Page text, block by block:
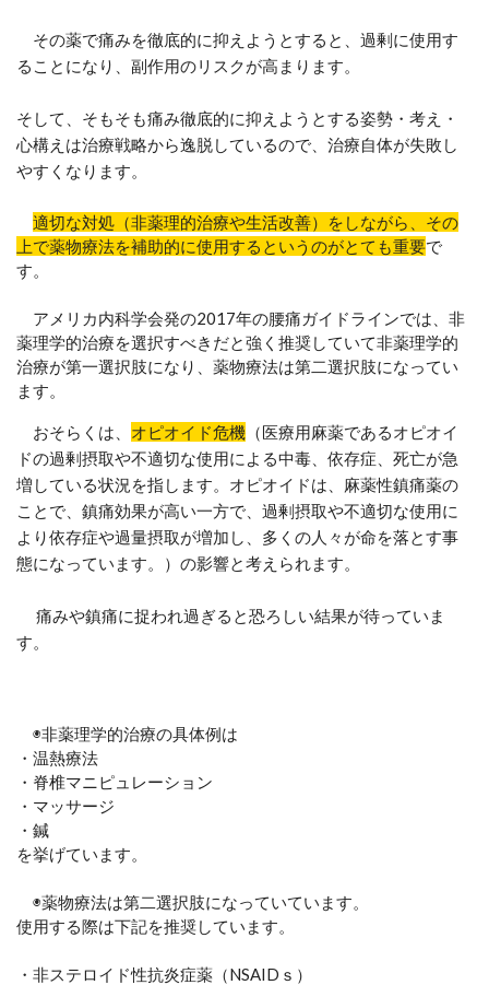
その薬で痛みを徹底的に抑えようとすると、過剰に使用す
ることになり、副作用のリスクが高まります。
そして、そもそも痛み徹底的に抑えようとする姿勢・考え・
心構えは治療戦略から逸脱しているので、治療自体が失敗し
やすくなります。
適切な対処（非薬理的治療や生活改善）をしながら、その
上で薬物療法を補助的に使用するというのがとても重要で
す。
アメリカ内科学会発の2017年の腰痛ガイドラインでは、非
薬理学的治療を選択すべきだと強く推奨していて非薬理学的
治療が第一選択肢になり、薬物療法は第二選択肢になってい
ます。
おそらくは、 オピオイド危機 （医療用麻薬であるオピオイ
ドの過剰摂取や不適切な使用による中毒、依存症、死亡が急
増している状況を指します。オピオイドは、麻薬性鎮痛薬の
ことで、鎮痛効果が高い一方で、過剰摂取や不適切な使用に
より依存症や過量摂取が増加し、多くの人々が命を落とす事
態になっています。）の影響と考えられます。
痛みや鎮痛に捉われ過ぎると恐ろしい結果が待っていま
す。
◉非薬理学的治療の具体例は
・温熱療法
・脊椎マニピュレーション
・マッサージ
・鍼
を挙げています。
◉薬物療法は第二選択肢になっていています。
使用する際は下記を推奨しています。
・非ステロイド性抗炎症薬（NSAIDｓ）